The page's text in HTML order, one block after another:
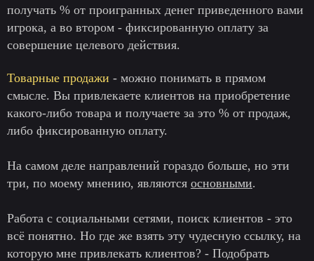
получать % от проигранных денег приведенного вами
игрока, а во втором - фиксированную оплату за
совершение целевого действия.
Товарные продажи - можно понимать в прямом
смысле. Вы привлекаете клиентов на приобретение
какого-либо товара и получаете за это % от продаж,
либо фиксированную оплату.
На самом деле направлений гораздо больше, но эти
три, по моему мнению, являются основными.
Работа с социальными сетями, поиск клиентов - это
всё понятно. Но где же взять эту чудесную ссылку, на
которую мне привлекать клиентов? - Подобрать